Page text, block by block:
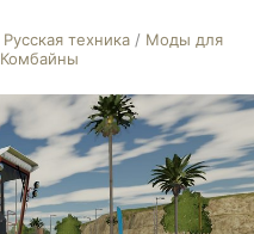
Русская техника/ Моды для
Комбайны